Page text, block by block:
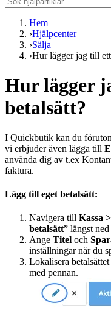
Hem
›Hjälpcenter
›Sälja
›Hur lägger jag till
Hur lägger
betalsätt?
I Quickbutik kan du
vi erbjuder även lägga till
använda dig av t.ex
faktura.
Lägg till eget betalsätt:
Navigera till Kassa >
betalsätt” längst
Ange Titel och
inställningar när du
Lokalisera
med pennan.